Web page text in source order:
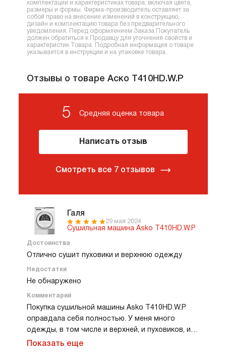
комплектации и характеристиках товара, включая цвета,
размеры и формы. Фирма-производитель оставляет за
собой право на внесение изменений в конструкцию,
дизайн и комплектацию товара без предварительного
уведомления. Перед оформлением Заказа Покупатель
должен обратиться к Продавцу для уточнения свойств и
характеристик Товара. Подробная информация о товаре
указывается в инструкции и на упаковке товара.
Отзывы о товаре Аско T410HD.W.P
Галя
29 мая 2024
Сушильная машина Asko T410HD.W.P
Достоинства
Отлично сушит пуховики и верхнюю одежду
Недостатки
Не обнаружено
Комментарий
Покупка сушильной машины Asko T410HD.W.P
оправдала себя полностью. У меня много
одежды, в том числе и верхней, и пуховиков, и
вот это прямо проблема для стандартных
Показать еще
5 Средняя оценка товара
Написать отзыв
Смотреть все 7 отзывов